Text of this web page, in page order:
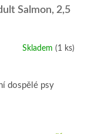
Salmon, 2,5
Skladem (1 ks)
dospělé psy